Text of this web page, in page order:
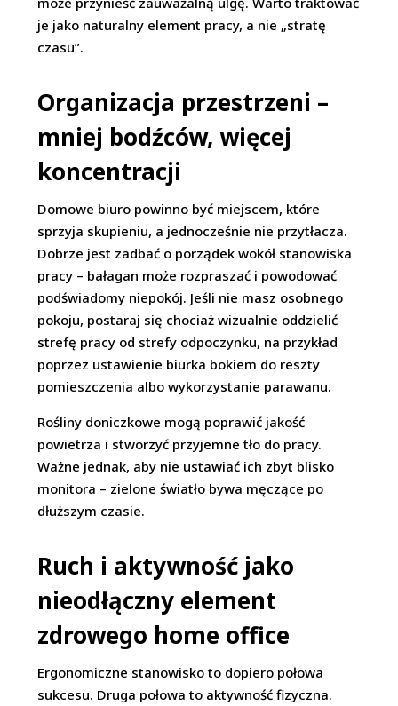
je jako naturalny element pracy, a nie „stratę
czasu”.
Organizacja przestrzeni –
mniej bodźców, więcej
koncentracji
Domowe biuro powinno być miejscem, które
sprzyja skupieniu, a jednocześnie nie przytłacza.
Dobrze jest zadbać o porządek wokół stanowiska
pracy – bałagan może rozpraszać i powodować
podświadomy niepokój. Jeśli nie masz osobnego
pokoju, postaraj się chociaż wizualnie oddzielić
strefę pracy od strefy odpoczynku, na przykład
poprzez ustawienie biurka bokiem do reszty
pomieszczenia albo wykorzystanie parawanu.
Rośliny doniczkowe mogą poprawić jakość
powietrza i stworzyć przyjemne tło do pracy.
Ważne jednak, aby nie ustawiać ich zbyt blisko
monitora – zielone światło bywa męczące po
dłuższym czasie.
Ruch i aktywność jako
nieodłączny element
zdrowego home office
Ergonomiczne stanowisko to dopiero połowa
sukcesu. Druga połowa to aktywność fizyczna.